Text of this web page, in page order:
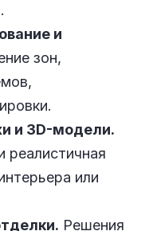
и
зон,
и 3D-модели.
реалистичная
или
Решения